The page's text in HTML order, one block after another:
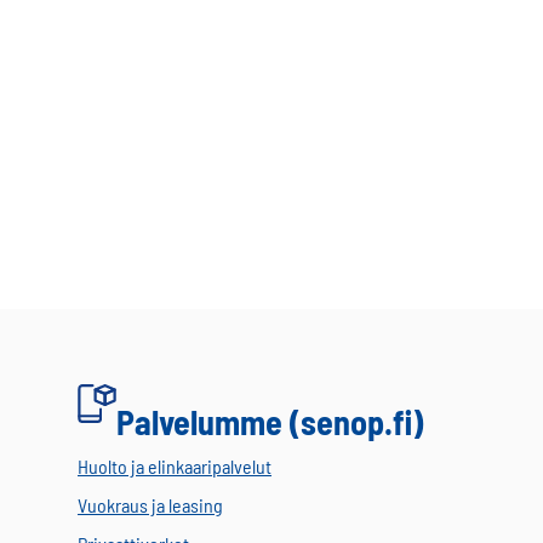
Palvelumme (senop.fi)
Huolto ja elinkaaripalvelut
Vuokraus ja leasing